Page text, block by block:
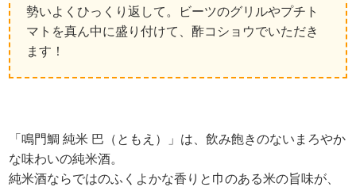
勢いよくひっくり返して。ビーツのグリルやプチト
マトを真ん中に盛り付けて、酢コショウでいただき
ます！
「鳴門鯛 純米 巴（ともえ）」は、飲み飽きのないまろやか
な味わいの純米酒。
純米酒ならではのふくよかな香りと巾のある米の旨味が、